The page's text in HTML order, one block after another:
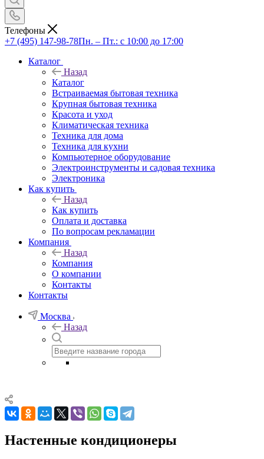
Телефоны
+7 (495) 147-98-78Пн. – Пт.: с 10:00 до 17:00
Каталог
Назад
Каталог
Встраиваемая бытовая техника
Крупная бытовая техника
Красота и уход
Климатическая техника
Техника для дома
Техника для кухни
Компьютерное оборудование
Электроинструменты и садовая техника
Электроника
Как купить
Назад
Как купить
Оплата и доставка
По вопросам рекламации
Компания
Назад
Компания
О компании
Контакты
Контакты
Москва
Назад
Настенные кондиционеры